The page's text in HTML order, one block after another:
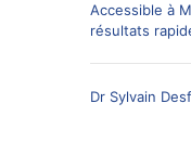
Accessible à
résultats
Dr Sylvain